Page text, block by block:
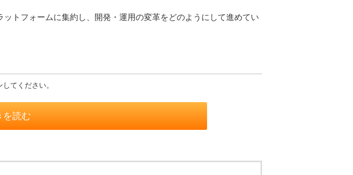
トフォームに集約し、開発・運用の変革をどのようにして進めてい
てください。
を読む